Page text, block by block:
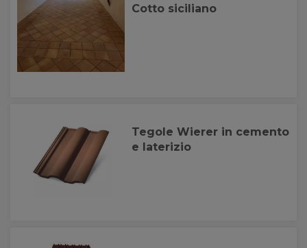
Cotto siciliano
Tegole Wierer in cemento
e laterizio